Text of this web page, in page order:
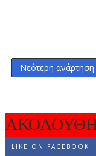
Νεότερη ανάρτηση
LIKE ON FACEBOOK